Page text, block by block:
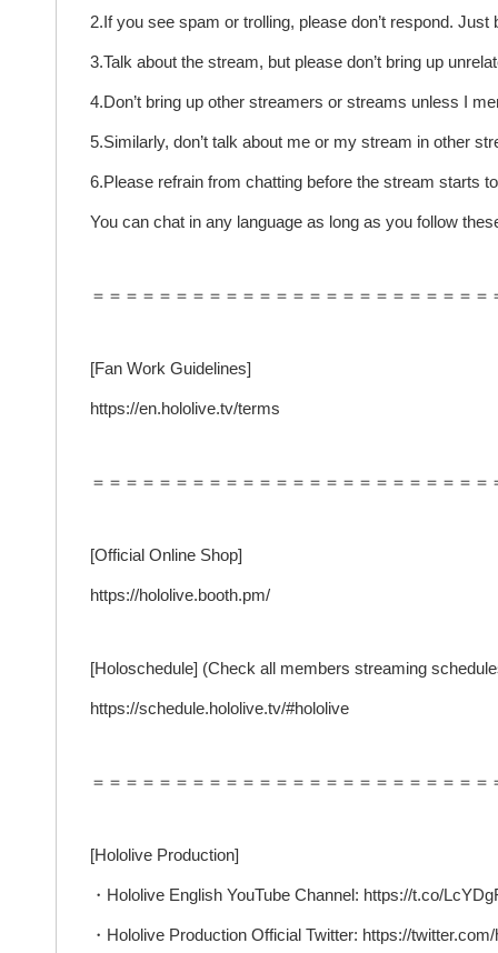
2.If you see spam or trolling, please don’t respond.
3.Talk about the stream, but please don’t bring up
4.Don’t bring up other streamers or streams unless I
5.Similarly, don’t talk about me or my stream in other
6.Please refrain from chatting before the stream starts
You can chat in any language as long as you follow
＝＝＝＝＝＝＝＝＝＝＝＝＝＝＝＝＝＝＝＝＝＝＝＝
[Fan Work Guidelines]
https://en.hololive.tv/terms
＝＝＝＝＝＝＝＝＝＝＝＝＝＝＝＝＝＝＝＝＝＝＝＝
[Official Online Shop]
https://hololive.booth.pm/
[Holoschedule] (Check all members streaming
https://schedule.hololive.tv/#hololive
＝＝＝＝＝＝＝＝＝＝＝＝＝＝＝＝＝＝＝＝＝＝＝＝
[Hololive Production]
・Hololive English YouTube Channel: https://t.co/
・Hololive Production Official Twitter: https://